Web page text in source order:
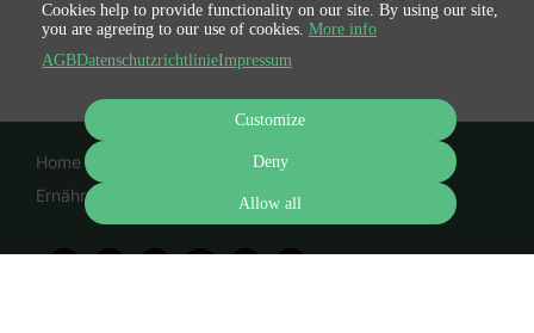
Home
Rezeptsammlungen
Ernährungspläne
Kontakt
Cookies help to provide functionality on our site. By using our site,
you are agreeing to our use of cookies. More info
AGBDatenschutzrichtlinieImpressum
Customize
Deny
Allow all